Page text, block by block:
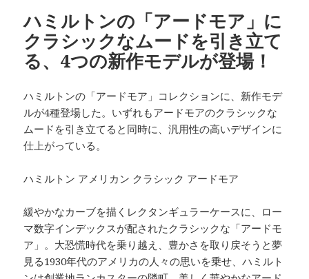
ハミルトンの「アードモア」に
クラシックなムードを引き立て
る、4つの新作モデルが登場！
ハミルトンの「アードモア」コレクションに、新作モデ
ルが4種登場した。いずれもアードモアのクラシックな
ムードを引き立てると同時に、汎用性の高いデザインに
仕上がっている。
ハミルトン アメリカン クラシック アードモア
緩やかなカーブを描くレクタンギュラーケースに、ロー
マ数字インデックスが配されたクラシックな「アードモ
ア」。大恐慌時代を乗り越え、豊かさを取り戻そうと夢
見る1930年代のアメリカの人々の思いを乗せ、ハミルト